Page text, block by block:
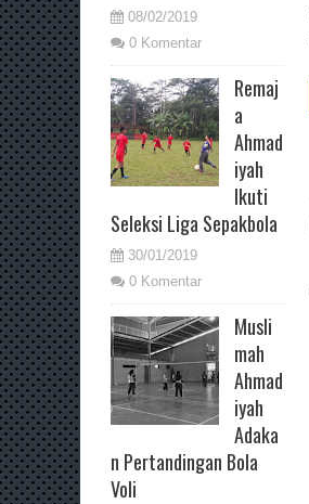
08/02/2019
0 Komentar
Remaj
a
Ahmad
iyah
Ikuti
Seleksi Liga Sepakbola
30/01/2019
0 Komentar
Musli
mah
Ahmad
iyah
Adaka
n Pertandingan Bola
Voli